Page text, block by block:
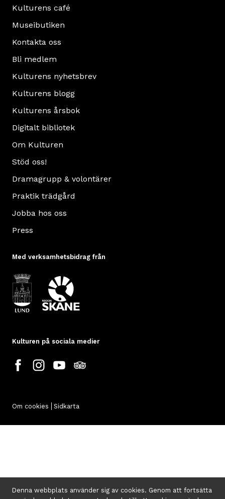
Denna webbplats använder sig av cookies. Genom att fortsätta
med
barn
1890
och
kvar
till
1923
mer
om
Bosmålatorpet
Kulturens café
Museibutiken
Kontakta oss
Bli medlem
Kulturens nyhetsbrev
Kulturens blogg
Kulturens årsbok
Digitalt bibliotek
Om Kulturen
Stöd oss!
Dramagrupp & volontärer
Praktik trädgård
Jobba hos oss
Press
Med verksamhetsbidrag från
Kulturen på sociala medier
Om cookies Sidkarta